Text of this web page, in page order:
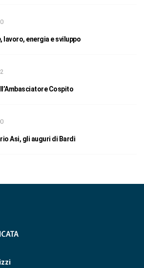
lavoro, energia e sviluppo
Cospito
Asi, gli auguri di Bardi